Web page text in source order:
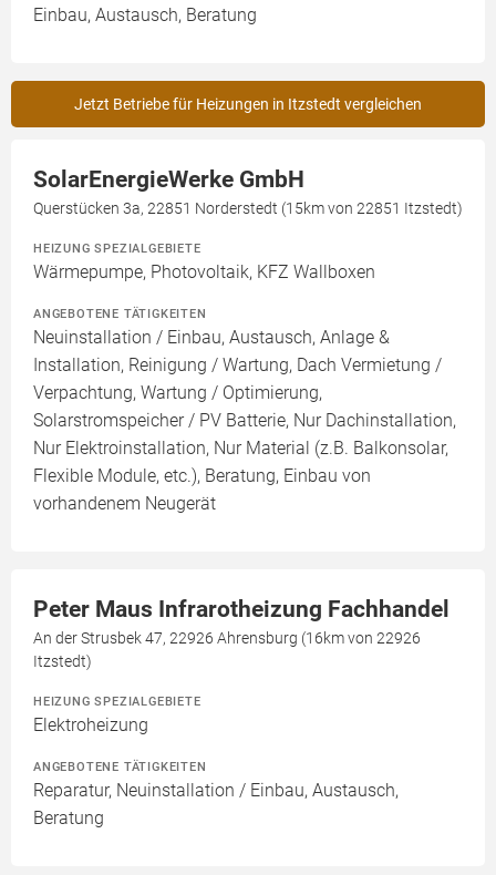
Einbau, Austausch, Beratung
Jetzt Betriebe für Heizungen in Itzstedt vergleichen
SolarEnergieWerke GmbH
Querstücken 3a, 22851 Norderstedt (15km von 22851 Itzstedt)
HEIZUNG SPEZIALGEBIETE
Wärmepumpe, Photovoltaik, KFZ Wallboxen
ANGEBOTENE TÄTIGKEITEN
Neuinstallation / Einbau, Austausch, Anlage &
Installation, Reinigung / Wartung, Dach Vermietung /
Verpachtung, Wartung / Optimierung,
Solarstromspeicher / PV Batterie, Nur Dachinstallation,
Nur Elektroinstallation, Nur Material (z.B. Balkonsolar,
Flexible Module, etc.), Beratung, Einbau von
vorhandenem Neugerät
Peter Maus Infrarotheizung Fachhandel
An der Strusbek 47, 22926 Ahrensburg (16km von 22926
Itzstedt)
HEIZUNG SPEZIALGEBIETE
Elektroheizung
ANGEBOTENE TÄTIGKEITEN
Reparatur, Neuinstallation / Einbau, Austausch,
Beratung